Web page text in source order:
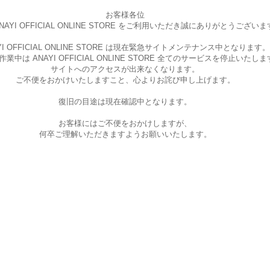
お客様各位
OFFICIAL ONLINE STORE をご利用いただき誠にありがとうございま
OFFICIAL ONLINE STORE は現在緊急サイトメンテナンス中となります。
業中は ANAYI OFFICIAL ONLINE STORE 全てのサービスを停止いたしま
サイトへのアクセスが出来なくなります。
ご不便をおかけいたしますこと、 心よりお詫び申し上げます。
復旧の目途は現在確認中となります。
お客様にはご不便をおかけしますが、
何卒ご理解いただきますようお願いいたします。